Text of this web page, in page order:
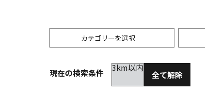
カテゴリーを選択
居酒屋
金沢(片町･香林坊･にし茶屋周辺)
未選択
現在の検索条件 3km以内
全て解除